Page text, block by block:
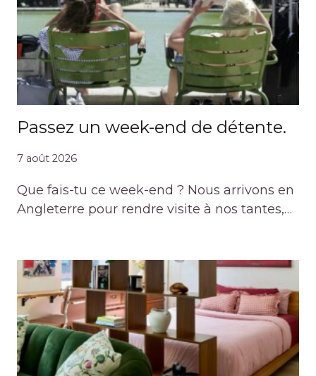
Passez un week-end de détente.
7 août 2026
Que fais-tu ce week-end ? Nous arrivons en
Angleterre pour rendre visite à nos tantes,…